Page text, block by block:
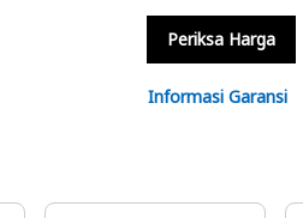
Periksa Harga
Informasi Garansi